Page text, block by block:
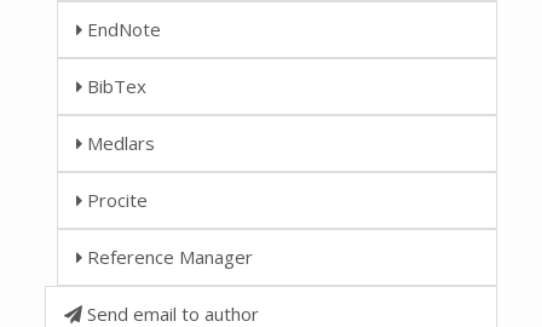
EndNote
BibTex
Medlars
Procite
Reference Manager
Send email to author